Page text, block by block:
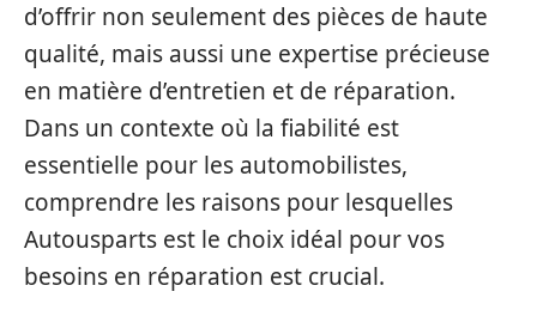
d’offrir non seulement des pièces de haute
qualité, mais aussi une expertise précieuse
en matière d’entretien et de réparation.
Dans un contexte où la fiabilité est
essentielle pour les automobilistes,
comprendre les raisons pour lesquelles
Autousparts est le choix idéal pour vos
besoins en réparation est crucial.